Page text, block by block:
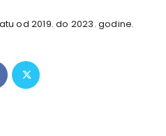
od 2019. do 2023. godine.